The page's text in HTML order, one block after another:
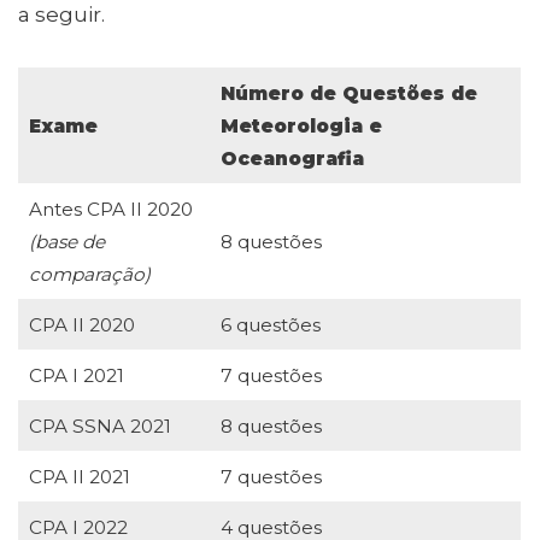
a seguir.
Exame
Número de Questões de
Meteorologia e
Oceanografia
Antes CPA II 2020
(base de
comparação)
8 questões
CPA II 2020 6 questões
CPA I 2021 7 questões
CPA SSNA 2021 8 questões
CPA II 2021 7 questões
CPA I 2022 4 questões